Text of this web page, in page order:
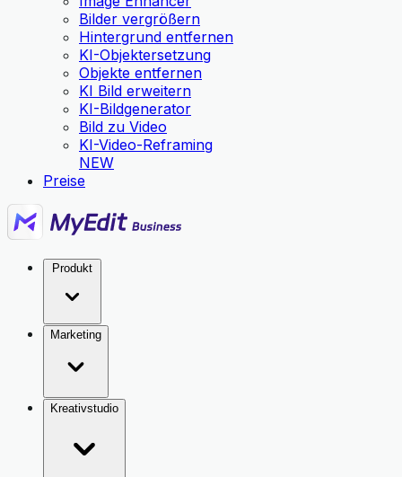
Bilder vergrößern
Hintergrund entfernen
KI-Objektersetzung
Objekte entfernen
KI Bild erweitern
KI-Bildgenerator
Bild zu Video
KI-Video-Reframing
NEW
Preise
Marketing
Kreativstudio